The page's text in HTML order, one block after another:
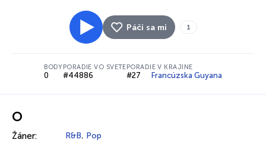
Páči sa mi 1
BODY
0
PORADIE VO SVETE
#44886
PORADIE V KRAJINE
#27 Francúzska Guyana
O
Žáner: R&B, Pop